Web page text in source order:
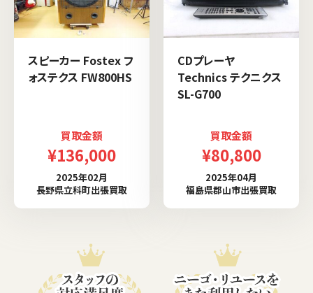
スピーカー Fostex フ
ォステクス FW800HS
買取金額
¥136,000
2025年02月
長野県立科町出張買取
CDプレーヤ
Technics テクニクス
SL-G700
買取金額
¥80,800
2025年04月
福島県郡山市出張買取